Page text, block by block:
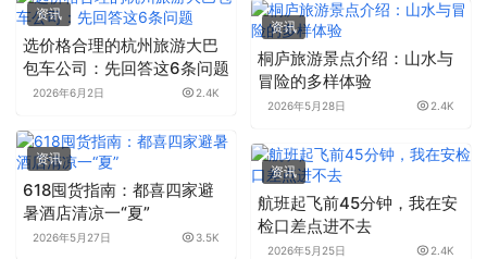
资讯
选价格合理的杭州旅游大巴
包车公司：先回答这6条问题
2026年6月2日 2.4K
资讯
桐庐旅游景点介绍：山水与
冒险的多样体验
2026年5月28日 2.4K
资讯
618囤货指南：都喜四家避
暑酒店清凉一“夏”
2026年5月27日 3.5K
资讯
航班起飞前45分钟，我在安
检口差点进不去
2026年5月25日 2.4K